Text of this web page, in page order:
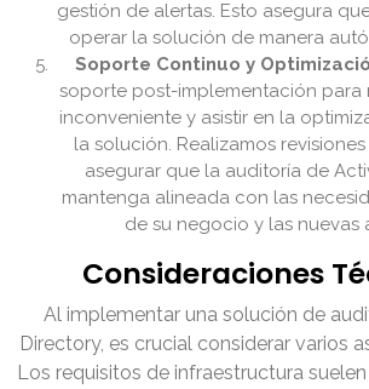
gestión de alertas. Esto asegura
operar la solución de manera
Soporte Continuo y
soporte post-implementación para
inconveniente y asistir en la
la solución. Realizamos
asegurar que la auditoría de
mantenga alineada con las
de su negocio y las nuevas
Consideraciones
Al implementar una solución de
Directory, es crucial considerar varios
Los requisitos de infraestructura